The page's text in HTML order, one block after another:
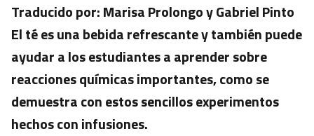
Traducido por: Marisa Prolongo y Gabriel Pinto
El té es una bebida refrescante y también puede
ayudar a los estudiantes a aprender sobre
reacciones químicas importantes, como se
demuestra con estos sencillos experimentos
hechos con infusiones.